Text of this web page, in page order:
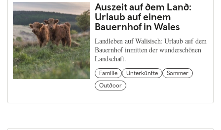
Auszeit auf dem Land:
Urlaub auf einem
Bauernhof in Wales
Landleben auf Walisisch: Urlaub auf dem
Bauernhof inmitten der wunderschönen
Landschaft.
Familie Unterkünfte
Sommer
Outdoor